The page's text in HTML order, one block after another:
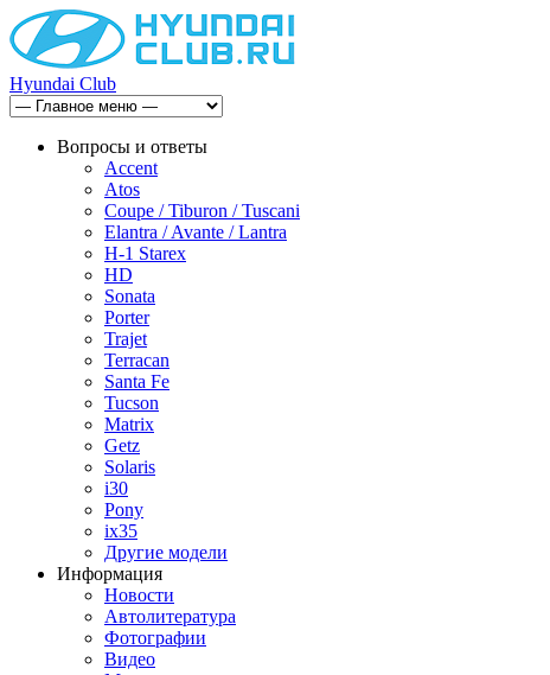
Hyundai Club
Вопросы и ответы
Accent
Atos
Coupe / Tiburon / Tuscani
Elantra / Avante / Lantra
H-1 Starex
HD
Sonata
Porter
Trajet
Terracan
Santa Fe
Tucson
Matrix
Getz
Solaris
i30
Pony
ix35
Другие модели
Информация
Новости
Автолитература
Фотографии
Видео